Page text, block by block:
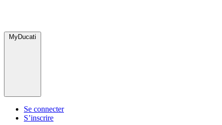
MyDucati
Se connecter
S’inscrire